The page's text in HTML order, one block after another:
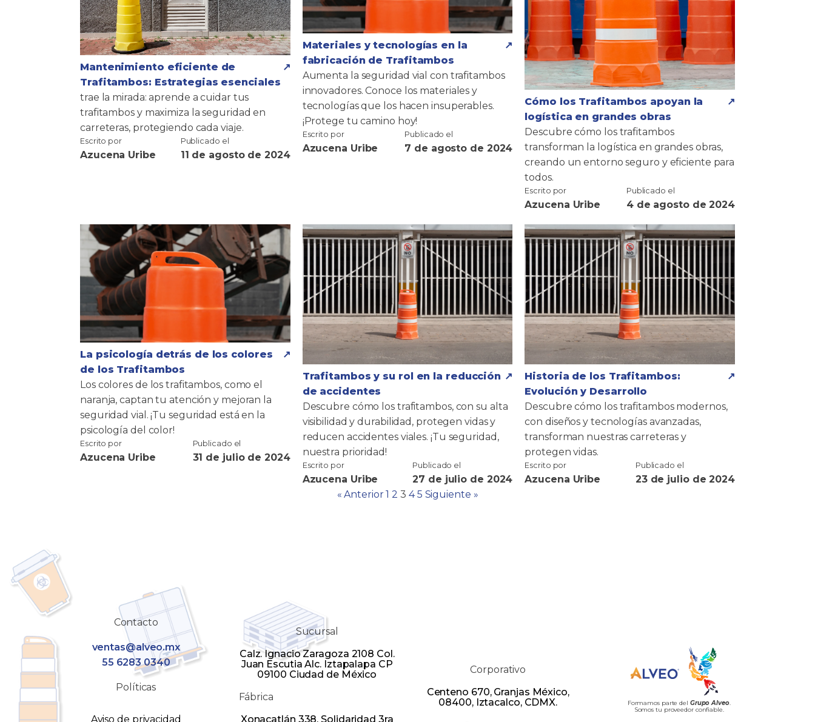
Mantenimiento eficiente de
Trafitambos: Estrategias esenciales
trae la mirada: aprende a cuidar tus
trafitambos y maximiza la seguridad en
carreteras, protegiendo cada viaje.
Escrito por
Azucena Uribe
Publicado el
11 de agosto de 2024
Materiales y tecnologías en la
fabricación de Trafitambos
Aumenta la seguridad vial con trafitambos
innovadores. Conoce los materiales y
tecnologías que los hacen insuperables.
¡Protege tu camino hoy!
Escrito por
Azucena Uribe
Publicado el
7 de agosto de 2024
Cómo los Trafitambos apoyan la
logística en grandes obras
Descubre cómo los trafitambos
transforman la logística en grandes obras,
creando un entorno seguro y eficiente para
todos.
Escrito por
Azucena Uribe
Publicado el
4 de agosto de 2024
La psicología detrás de los colores
de los Trafitambos
Los colores de los trafitambos, como el
naranja, captan tu atención y mejoran la
seguridad vial. ¡Tu seguridad está en la
psicología del color!
Escrito por
Azucena Uribe
Publicado el
31 de julio de 2024
Trafitambos y su rol en la reducción
de accidentes
Descubre cómo los trafitambos, con su alta
visibilidad y durabilidad, protegen vidas y
reducen accidentes viales. ¡Tu seguridad,
nuestra prioridad!
Escrito por
Azucena Uribe
Publicado el
27 de julio de 2024
Historia de los Trafitambos:
Evolución y Desarrollo
Descubre cómo los trafitambos modernos,
con diseños y tecnologías avanzadas,
transforman nuestras carreteras y
protegen vidas.
Escrito por
Azucena Uribe
Publicado el
23 de julio de 2024
« Anterior 1 2 3 4 5 Siguiente »
Contacto
ventas@alveo.mx
55 6283 0340
Políticas
Aviso de privacidad
Sucursal
Calz. Ignacio Zaragoza 2108 Col.
Juan Escutia Alc. Iztapalapa CP
09100 Ciudad de México
Fábrica
Xonacatlán 338, Solidaridad 3ra
Corporativo
Centeno 670, Granjas México,
08400, Iztacalco, CDMX.
Formamos parte del Grupo Alveo.
Somos tu proveedor confiable.